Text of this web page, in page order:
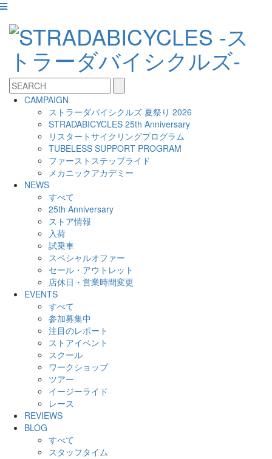
CAMPAIGN
ストラーダバイシクルズ 夏祭り 2026
STRADABICYCLES 25th Anniversary
リスタートサイクリングプログラム
TUBELESS SUPPORT PROGRAM
ファーストステップライド
メカニックアカデミー
NEWS
すべて
25th Anniversary
ストア情報
入荷
試乗車
スペシャルオファー
セール・アウトレット
店休日・営業時間変更
EVENTS
すべて
参加募集中
注目のレポート
ストアイベント
スクール
ワークショップ
ツアー
イージーライド
レース
REVIEWS
BLOG
すべて
スタッフタイム